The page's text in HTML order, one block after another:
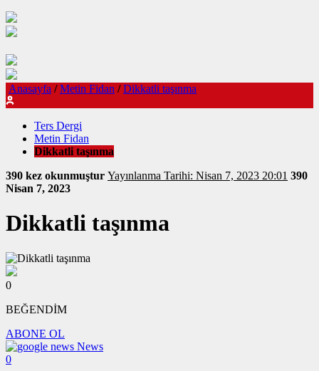
Anasayfa / Metin Fidan / Dikkatli taşınma
Ters Dergi
Metin Fidan
Dikkatli taşınma
390 kez okunmuştur
Yayınlanma Tarihi: Nisan 7, 2023 20:01 390
Nisan 7, 2023
Dikkatli taşınma
0
BEĞENDİM
ABONE OL
News
0